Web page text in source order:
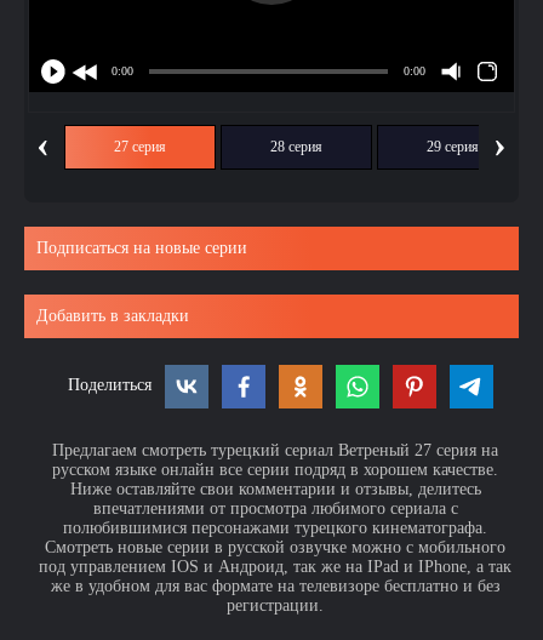
‹ 27 серия 28 серия 29 серия ›
Подписаться на новые серии
Добавить в закладки
Поделиться
Предлагаем смотреть турецкий сериал Ветреный 27 серия на
русском языке онлайн все серии подряд в хорошем качестве.
Ниже оставляйте свои комментарии и отзывы, делитесь
впечатлениями от просмотра любимого сериала с
полюбившимися персонажами турецкого кинематографа.
Смотреть новые серии в русской озвучке можно с мобильного
под управлением IOS и Андроид, так же на IPad и IPhone, а так
же в удобном для вас формате на телевизоре бесплатно и без
регистрации.